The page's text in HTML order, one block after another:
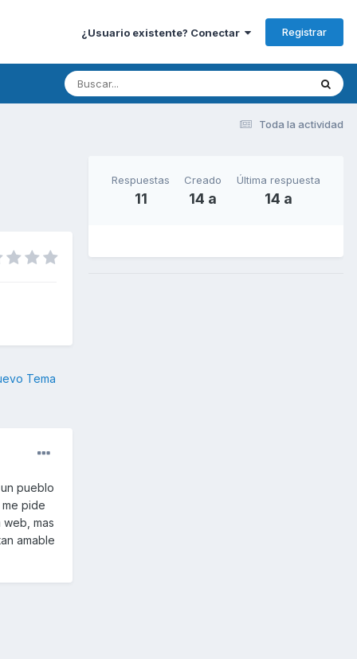
¿Usuario existente? Conectar Registrar
Toda la actividad
Tema
pueblo
pide
mas
amable
Respuestas
11
Creado
14 a
Última respuesta
14 a